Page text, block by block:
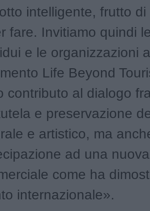
intelligente, frutto
fare. Invitiamo quindi
e le organizzazioni
Life Beyond
contributo al dialogo
e preservazione
e artistico, ma
ad una
come ha
internazionale».